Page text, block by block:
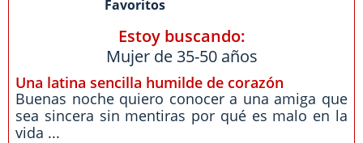
Favoritos
Estoy buscando:
Mujer de 35-50 años
Una latina sencilla humilde de corazón
Buenas noche quiero conocer a una amiga que
sea sincera sin mentiras por qué es malo en la
vida ...